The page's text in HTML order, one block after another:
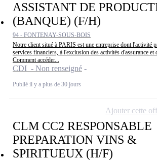
ASSISTANT DE
(BANQUE) (F/H)
94 - FONTENAY-SOUS-BOIS
Notre client situé à PARIS est une entreprise dont l'activité
services financiers, à l'exclusion des activités d'assurance et
Comment accéder...
CDI - Non renseigné
Publié il y a plus de 30 jours
CLM CC2 RESPONSABLE
PREPARATION VINS &
SPIRITUEUX (H/F)
Ajouter cette